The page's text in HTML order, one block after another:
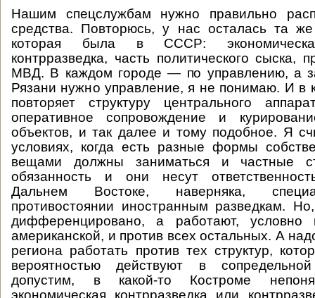
Нашим спецслужбам нужно правильно
средства. Повторюсь, у нас осталась та же
которая была в СССР:
контрразведка, часть политического сыска,
МВД. В каждом городе — по управлению, а
Рязани нужно управление, я не понимаю. И в
повторяет структуру центрального
оперативное сопровождение и
объектов, и так далее и тому подобное. Я
условиях, когда есть разные формы
вещами должны заниматься и частные
обязанность и они несут
Дальнем Востоке, наверняка,
противостоянии иностранным разведкам.
дифференцировано, а работают, условно
американской, и против всех остальных. А
региона работать против тех структур,
вероятностью действуют в
допустим, в какой-то Костроме
экономическая контрразведка или